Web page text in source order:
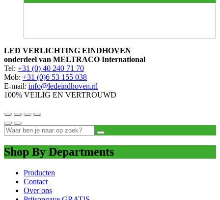
LED VERLICHTING EINDHOVEN
onderdeel van MELTRACO International
Tel: +31 (0) 40 240 71 70
Mob: +31 (0)6 53 155 038
E-mail: info@ledeindhoven.nl
100% VEILIG EN VERTROUWD
Shop By Departments
Producten
Contact
Over ons